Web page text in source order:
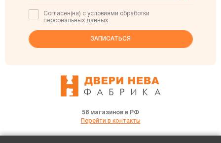
Согласен(на) с условиями обработки
персональных данных
58 магазинов в РФ
Перейти в контакты